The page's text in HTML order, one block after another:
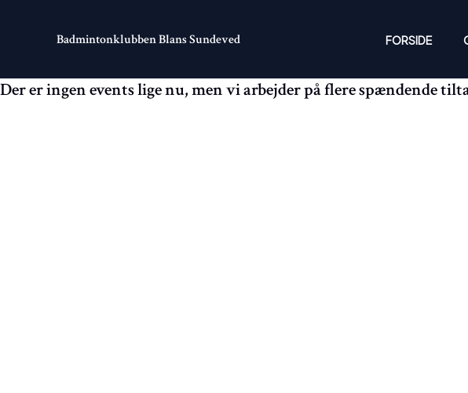
Badmintonklubben Blans Sundeved FORSIDE
Der er ingen events lige nu, men vi arbejder på flere spændende